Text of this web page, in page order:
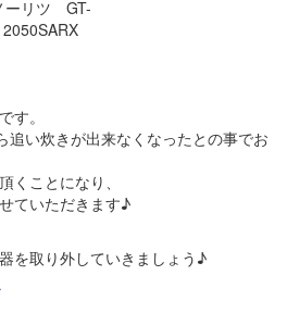
ーリツ GT-
2050SARX
す。
追い炊きが出来なくなったとの事でお
くことになり、
ていただきます♪
を取り外していきましょう♪